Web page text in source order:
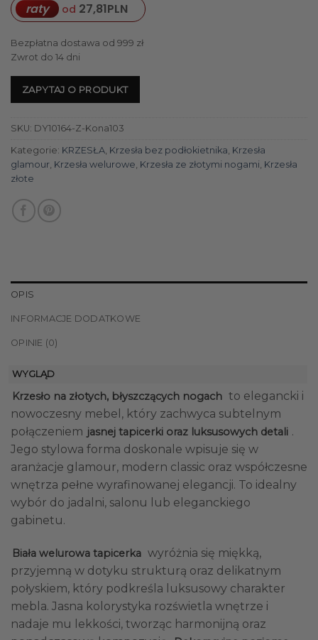
raty od 27,81PLN
Bezpłatna dostawa od 999 zł
Zwrot do 14 dni
ZAPYTAJ O PRODUKT
SKU: DY10164-Z-Kona103
Kategorie: KRZESŁA, Krzesła bez podłokietnika, Krzesła
glamour, Krzesła welurowe, Krzesła ze złotymi nogami, Krzesła
złote
OPIS
INFORMACJE DODATKOWE
OPINIE (0)
WYGLĄD
Krzesło na złotych, błyszczących nogach to elegancki i
nowoczesny mebel, który zachwyca subtelnym
połączeniem jasnej tapicerki oraz luksusowych detali .
Jego stylowa forma doskonale wpisuje się w
aranżacje glamour, modern classic oraz współczesne
wnętrza pełne wyrafinowanej elegancji. To idealny
wybór do jadalni, salonu lub eleganckiego
gabinetu.
Biała welurowa tapicerka wyróżnia się miękką,
przyjemną w dotyku strukturą oraz delikatnym
połyskiem, który podkreśla luksusowy charakter
mebla. Jasna kolorystyka rozświetla wnętrze i
nadaje mu lekkości, tworząc harmonijną oraz